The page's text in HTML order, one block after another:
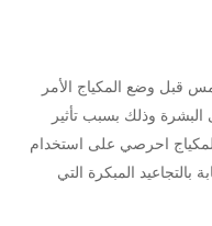
قبل وضع المكياج الأمر
وذلك بسبب تأثير
احرصي على استخدام
المبكرة التي